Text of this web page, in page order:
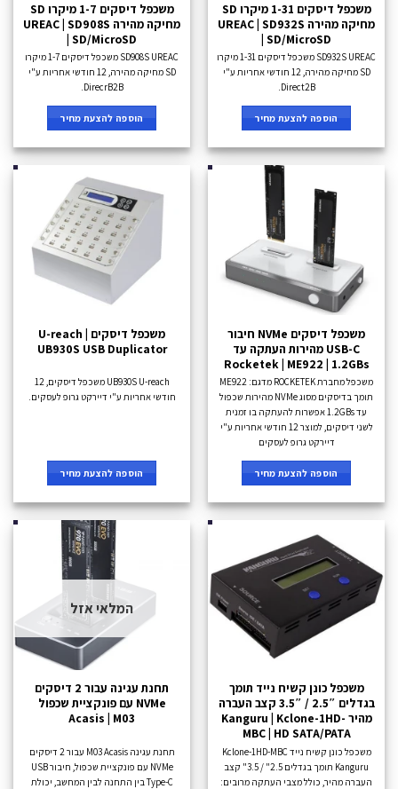
משכפל דיסקים 1-31 מיקרו SD
מחיקה מהירה UREAC | SD932S
| SD/MicroSD
SD932S UREAC משכפל דיסקים 1-31 מיקרו
SD מחיקה מהירה, 12 חודשי אחריות ע"י
Direct2B.
הוספה להצעת מחיר
משכפל דיסקים 1-7 מיקרו SD
מחיקה מהירה UREAC | SD908S
| SD/MicroSD
SD908S UREAC משכפל דיסקים 1-7 מיקרו
SD מחיקה מהירה, 12 חודשי אחריות ע"י
DirecrB2B.
הוספה להצעת מחיר
משכפל דיסקים NVMe חיבור
USB-C מהירות העתקה עד
Rocketek | ME922 | 1.2GBs
משכפל מחברת ROCKETEK מדגם: ME922
תומך בדיסקים מסוג NVMe מהירות שכפול
עד 1.2GBs אפשרות להעתקה בו זמנית
לשני דיסקים, למוצר 12 חודשי אחריות ע"י
דיירקט גרופ לעסקים
הוספה להצעת מחיר
משכפל דיסקים U-reach |
UB930S USB Duplicator
UB930S U-reach משכפל דיסקים, 12
חודשי אחריות ע"י דיירקט גרופ לעסקים.
הוספה להצעת מחיר
משכפל כונן קשיח נייד תומך
בגדלים 2.5″ / 3.5″ קצב העברה
מהיר Kanguru | Kclone-1HD-
MBC | HD SATA/PATA
משכפל כונן קשיח נייד Kclone-1HD-MBC
Kanguru תומך בגדלים 2.5" / 3.5" קצב
העברה מהיר, כולל מצבי העתקה מרובים:
המלאי אזל
תחנת עגינה עבור 2 דיסקים
NVMe עם פונקציית שכפול
Acasis | M03
תחנת עגינה M03 Acasis עבור 2 דיסקים
NVMe עם פונקציית שכפול, חיבור USB
Type-C בין התחנה לבין המחשב, יכולת